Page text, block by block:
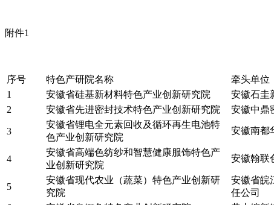
附件1
序号 特色产研院名称 牵头单位
1
安徽省硅基新材料特色产业创新研究院 安徽石圭
2
安徽省先进密封技术特色产业创新研究院 安徽中鼎
3
安徽省锂电全元素回收及循环再生电池特
色产业创新研究院
安徽南都
4
安徽省高端色纺纱和智慧健康服饰特色产
业创新研究院
安徽翰联
5
安徽省现代农业（蔬菜）特色产业创新研
究院
安徽省皖
任公司